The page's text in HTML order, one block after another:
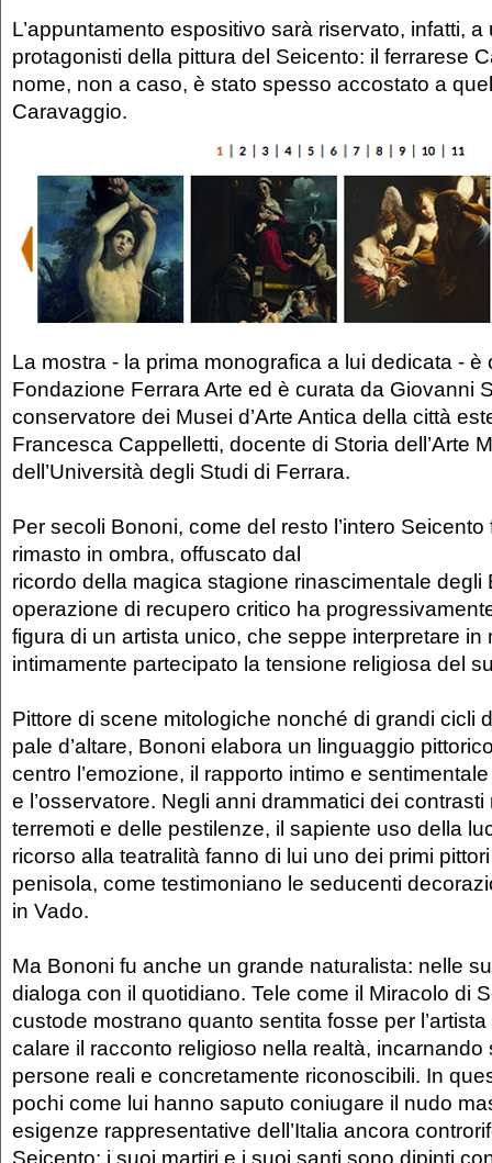
L’appuntamento espositivo sarà riservato, infatti,
protagonisti della pittura del Seicento: il ferrarese
nome, non a caso, è stato spesso accostato a
Caravaggio.
La mostra - la prima monografica a lui dedicata - è
Fondazione Ferrara Arte ed è curata da Giovanni
conservatore dei Musei d’Arte Antica della città
Francesca Cappelletti, docente di Storia dell’Arte
dell’Università degli Studi di Ferrara.
Per secoli Bononi, come del resto l’intero Seicento
rimasto in ombra, offuscato dal
ricordo della magica stagione rinascimentale degli
operazione di recupero critico ha
figura di un artista unico, che seppe interpretare in
intimamente partecipato la tensione religiosa del
Pittore di scene mitologiche nonché di grandi cicli
pale d’altare, Bononi elabora un linguaggio
centro l’emozione, il rapporto intimo e
e l’osservatore. Negli anni drammatici dei contrasti
terremoti e delle pestilenze, il sapiente uso della
ricorso alla teatralità fanno di lui uno dei primi
penisola, come testimoniano le seducenti
in Vado.
Ma Bononi fu anche un grande naturalista: nelle
dialoga con il quotidiano. Tele come il Miracolo di
custode mostrano quanto sentita fosse per
calare il racconto religioso nella realtà,
persone reali e concretamente riconoscibili. In
pochi come lui hanno saputo coniugare il nudo
esigenze rappresentative dell’Italia ancora
Seicento: i suoi martiri e i suoi santi sono dipinti